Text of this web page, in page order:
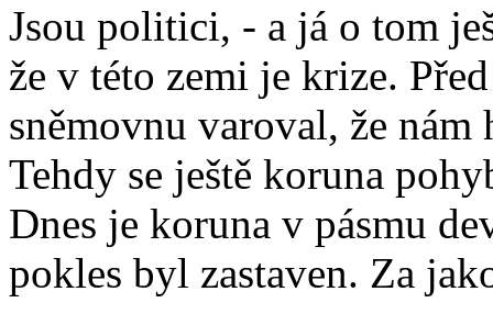
Jsou politici, - a já o tom
že v této zemi je krize.
sněmovnu varoval, že
Tehdy se ještě koruna
Dnes je koruna v pásmu
pokles byl zastaven. Za